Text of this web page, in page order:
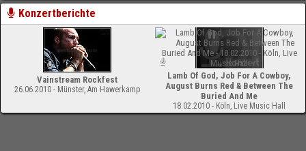
Konzertberichte
Vainstream Rockfest
26.06.2010 - Münster, Am Hawerkamp
Lamb Of God, Job For A Cowboy,
August Burns Red & Between The
Buried And Me
18.02.2010 - Köln, Live Music Hall